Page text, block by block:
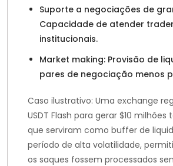
Suporte a negociações de
Capacidade de atender
institucionais.
Market making: Provisão de
pares de negociação menos
Caso ilustrativo: Uma exchange
USDT Flash para gerar $10 milhões
que serviram como buffer de
período de alta volatilidade,
os saques fossem processados